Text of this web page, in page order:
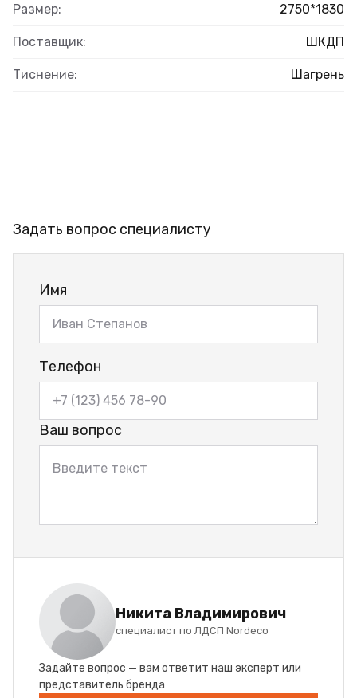
Размер: 2750*1830
Поставщик: ШКДП
Тиснение: Шагрень
Задать вопрос специалисту
Имя
Телефон
Ваш вопрос
Никита Владимирович
специалист по ЛДСП Nordeco
Задайте вопрос — вам ответит наш эксперт или
представитель бренда